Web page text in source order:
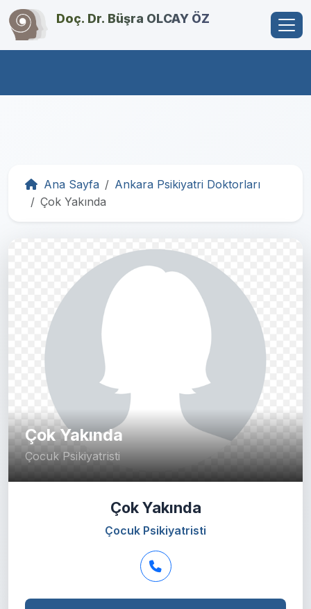
Doç. Dr. Büşra OLCAY ÖZ
Ana Sayfa
Ankara Psikiyatri Doktorları
Çok Yakında
Çok Yakında
Çocuk Psikiyatristi
Çok Yakında
Çocuk Psikiyatristi